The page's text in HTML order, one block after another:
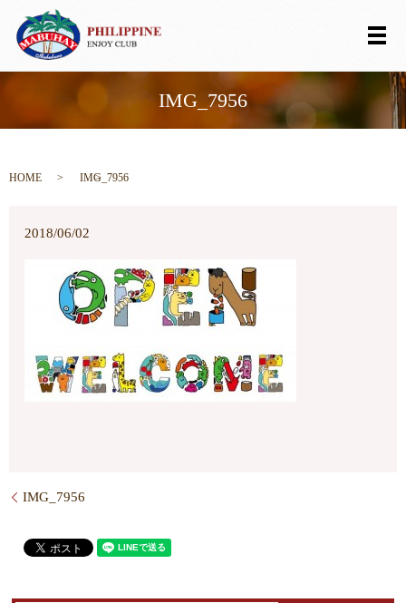
メ
IMG_7956
HOME IMG_7956
2018/06/02
IMG_7956